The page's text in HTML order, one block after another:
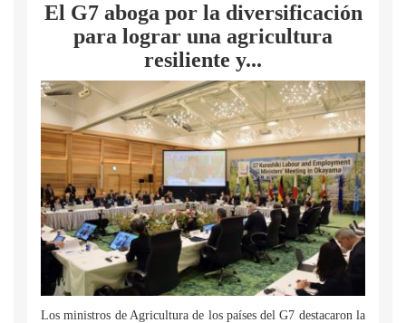
El G7 aboga por la diversificación
para lograr una agricultura
resiliente y...
Los ministros de Agricultura de los países del G7 destacaron la